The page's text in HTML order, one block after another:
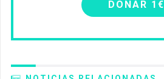
DONAR 1€